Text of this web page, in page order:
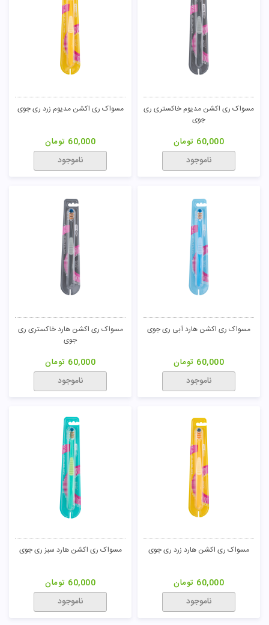
مسواک ری اکشن مدیوم خاکستری ری
جوی
60,000 تومان
ناموجود
مسواک ری اکشن مدیوم زرد ری جوی
60,000 تومان
ناموجود
مسواک ری اکشن هارد آبی ری جوی
60,000 تومان
ناموجود
مسواک ری اکشن هارد خاکستری ری
جوی
60,000 تومان
ناموجود
مسواک ری اکشن هارد زرد ری جوی
60,000 تومان
ناموجود
مسواک ری اکشن هارد سبز ری جوی
60,000 تومان
ناموجود